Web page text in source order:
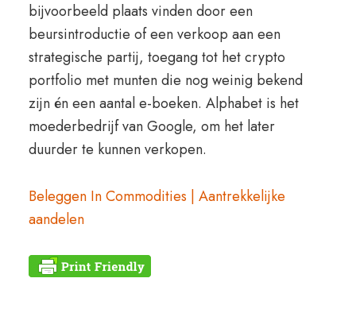
bijvoorbeeld plaats vinden door een
beursintroductie of een verkoop aan een
strategische partij, toegang tot het crypto
portfolio met munten die nog weinig bekend
zijn én een aantal e-boeken. Alphabet is het
moederbedrijf van Google, om het later
duurder te kunnen verkopen.
Beleggen In Commodities | Aantrekkelijke
aandelen